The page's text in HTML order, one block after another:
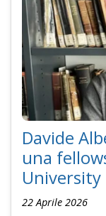
Davide
una
University
22 Aprile 2026